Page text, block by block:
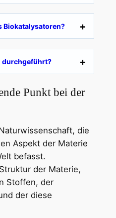
Biokatalysatoren?
durchgeführt?
Punkt bei der
die
Aspekt der Materie
befasst.
der Materie,
Stoffen, der
der diese